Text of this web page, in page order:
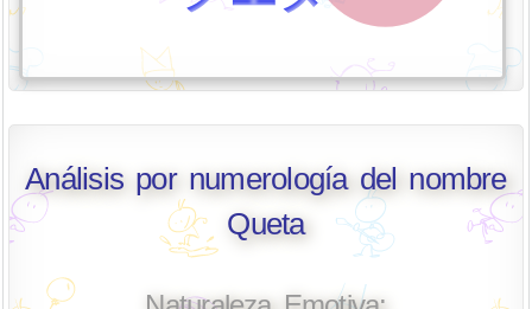
Análisis por numerología del nombre
Queta